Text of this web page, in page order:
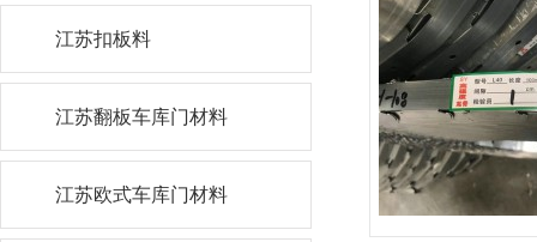
江苏扣板料
江苏翻板车库门材料
江苏欧式车库门材料